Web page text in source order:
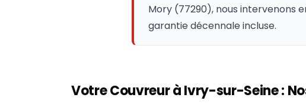
Mory (77290), nous intervenons
garantie décennale incluse.
Votre Couvreur àIvry-sur-Seine: